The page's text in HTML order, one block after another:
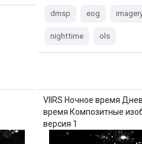
dmsp eog
nighttime ols
VIIRS Ночное время
время Композитные
версия 1